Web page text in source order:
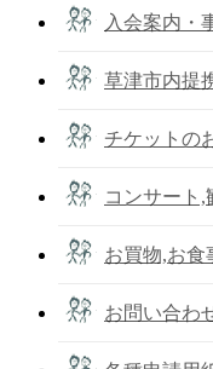
入会案内・
草津市内提
チケットの
コンサート,
お買物,お食
お問い合わ